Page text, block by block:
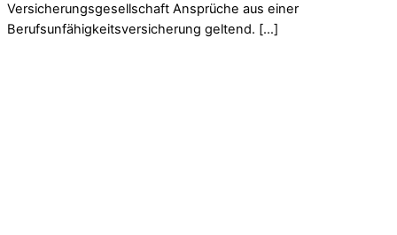
Versicherungsgesellschaft Ansprüche aus einer
Berufsunfähigkeitsversicherung geltend. […]